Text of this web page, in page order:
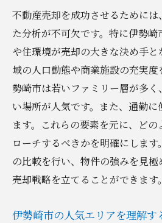
不動産売却を成功させるために
た分析が不可欠です。特に伊勢
や住環境が売却の大きな決め手
域の人口動態や商業施設の充実
勢崎市は若いファミリー層が多
い場所が人気です。また、通勤
ます。これらの要素を元に、ど
ローチするべきかを明確にします
の比較を行い、物件の強みを見
売却戦略を立てることができます。
伊勢崎市の人気エリアを理解す